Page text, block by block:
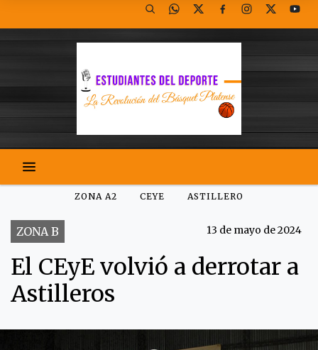
ZONA A2 CEYE ASTILLERO
ZONA B 13 de mayo de 2024
El CEyE volvió a derrotar a
Astilleros